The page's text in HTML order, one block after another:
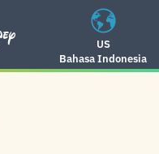
US
Bahasa Indonesia